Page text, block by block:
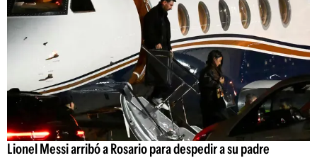
Lionel Messi arribó a Rosario para despedir a su padre